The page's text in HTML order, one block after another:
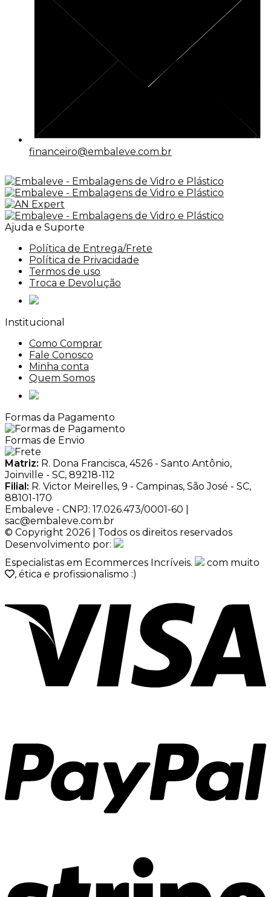
financeiro@embaleve.com.br
Ajuda e Suporte
Política de Entrega/Frete
Política de Privacidade
Termos de uso
Troca e Devolução
Institucional
Como Comprar
Fale Conosco
Minha conta
Quem Somos
Formas da Pagamento
Formas de Envio
Matriz: R. Dona Francisca, 4526 - Santo Antônio,
Joinville - SC, 89218-112
Filial: R. Victor Meirelles, 9 - Campinas, São José - SC,
88101-170
Embaleve - CNPJ: 17.026.473/0001-60 |
sac@embaleve.com.br
© Copyright 2026 | Todos os direitos reservados
Desenvolvimento por:
Especialistas em Ecommerces Incríveis.
com muito
, ética e profissionalismo :)